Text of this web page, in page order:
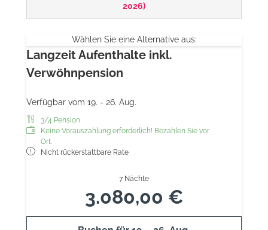
2026)
Wählen Sie eine Alternative aus:
Langzeit Aufenthalte inkl.
Verwöhnpension
Verfügbar vom 19. - 26. Aug.
3/4 Pension
Keine Vorauszahlung erforderlich! Bezahlen Sie vor
Ort.
Nicht rückerstattbare Rate
7 Nächte
3.080,00 €